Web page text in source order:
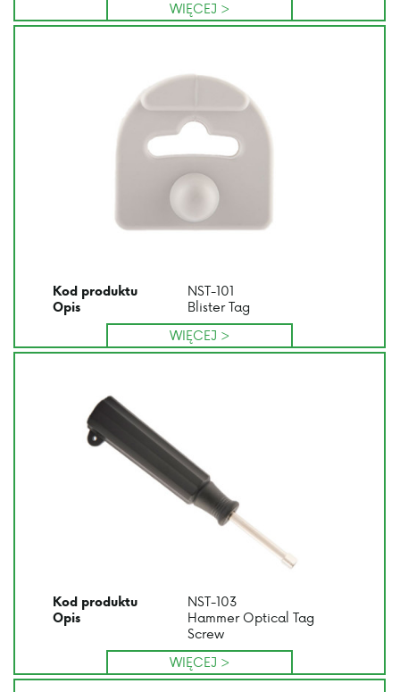
WIĘCEJ >
Kod produktu NST-101
Opis
Blister Tag
WIĘCEJ >
Kod produktu NST-103
Opis
Hammer Optical Tag
Screw
WIĘCEJ >